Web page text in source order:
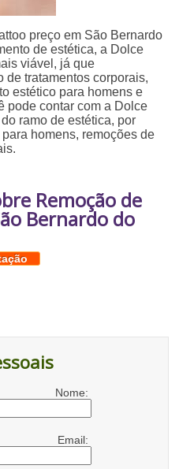
preço em São Bernardo
de estética, a Dolce
viável, já que
tratamentos corporais,
estético para homens e
pode contar com a Dolce
ramo de estética, por
homens, remoções de
Remoção de
Bernardo do
Nome:
Email: